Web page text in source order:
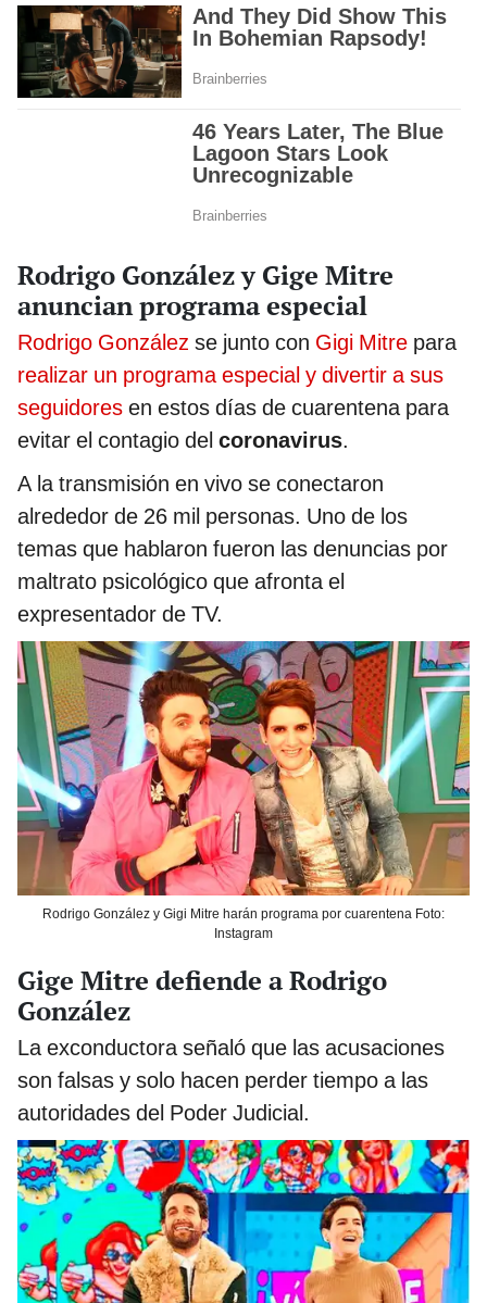
Rodrigo González y Gige Mitre
anuncian programa especial
Rodrigo González se junto con Gigi Mitre para
realizar un programa especial y divertir a sus
seguidores en estos días de cuarentena para
evitar el contagio del coronavirus.
A la transmisión en vivo se conectaron
alrededor de 26 mil personas. Uno de los
temas que hablaron fueron las denuncias por
maltrato psicológico que afronta el
expresentador de TV.
Rodrigo González y Gigi Mitre harán programa por cuarentena Foto:
Instagram
Gige Mitre defiende a Rodrigo
González
La exconductora señaló que las acusaciones
son falsas y solo hacen perder tiempo a las
autoridades del Poder Judicial.